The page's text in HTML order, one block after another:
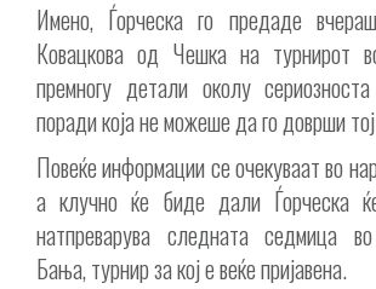
Имено, Ѓорческа го предаде
Ковацкова од Чешка на турнирот
премногу детали околу
поради која не можеше да го доврши
Повеќе информации се очекуваат во
а клучно ќе биде дали Ѓорческа
натпреварува следната седмица
Бања, турнир за кој е веќе пријавена.